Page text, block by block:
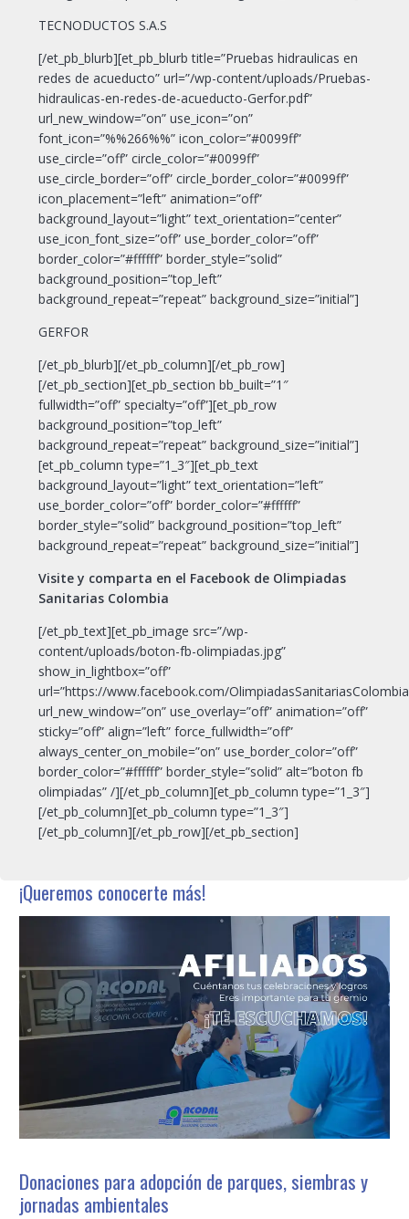
TECNODUCTOS S.A.S
[/et_pb_blurb][et_pb_blurb title=”Pruebas hidraulicas en
redes de acueducto” url=”/wp-content/uploads/Pruebas-
hidraulicas-en-redes-de-acueducto-Gerfor.pdf”
url_new_window=”on” use_icon=”on”
font_icon=”%%266%%” icon_color=”#0099ff”
use_circle=”off” circle_color=”#0099ff”
use_circle_border=”off” circle_border_color=”#0099ff”
icon_placement=”left” animation=”off”
background_layout=”light” text_orientation=”center”
use_icon_font_size=”off” use_border_color=”off”
border_color=”#ffffff” border_style=”solid”
background_position=”top_left”
background_repeat=”repeat” background_size=”initial”]
GERFOR
[/et_pb_blurb][/et_pb_column][/et_pb_row]
[/et_pb_section][et_pb_section bb_built=”1″
fullwidth=”off” specialty=”off”][et_pb_row
background_position=”top_left”
background_repeat=”repeat” background_size=”initial”]
[et_pb_column type=”1_3″][et_pb_text
background_layout=”light” text_orientation=”left”
use_border_color=”off” border_color=”#ffffff”
border_style=”solid” background_position=”top_left”
background_repeat=”repeat” background_size=”initial”]
Visite y comparta en el Facebook de Olimpiadas
Sanitarias Colombia
[/et_pb_text][et_pb_image src=”/wp-
content/uploads/boton-fb-olimpiadas.jpg”
show_in_lightbox=”off”
url=”https://www.facebook.com/
url_new_window=”on” use_overlay=”off” animation=”off”
sticky=”off” align=”left” force_fullwidth=”off”
always_center_on_mobile=”on” use_border_color=”off”
border_color=”#ffffff” border_style=”solid” alt=”boton fb
olimpiadas” /][/et_pb_column][et_pb_column type=”1_3″]
[/et_pb_column][et_pb_column type=”1_3″]
[/et_pb_column][/et_pb_row][/et_pb_section]
¡Queremos conocerte más!
Donaciones para adopción de parques, siembras y
jornadas ambientales